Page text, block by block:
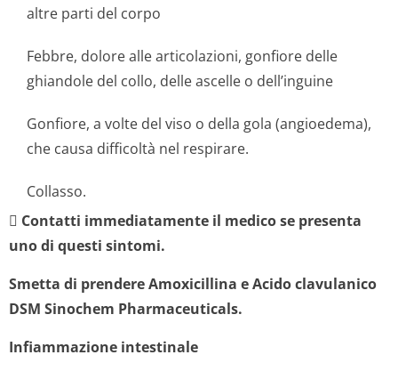
altre parti del corpo
Febbre, dolore alle articolazioni, gonfiore delle
ghiandole del collo, delle ascelle o dell’inguine
Gonfiore, a volte del viso o della gola (angioedema),
che causa difficoltà nel respirare.
Collasso.
 Contatti immediatamente il medico se presenta
uno di questi sintomi.
Smetta di prendere Amoxicillina e Acido clavulanico
DSM Sinochem Pharmaceuticals.
Infiammazione intestinale